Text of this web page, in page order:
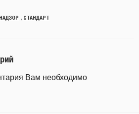
, СТАНДАРТ
Вам необходимо